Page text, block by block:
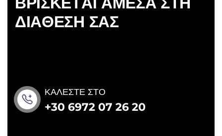
ΔΙΑΘΕΣΗ ΣΑΣ
ΚΑΛΕΣΤΕ ΣΤΟ
+30 6972 07 26 20